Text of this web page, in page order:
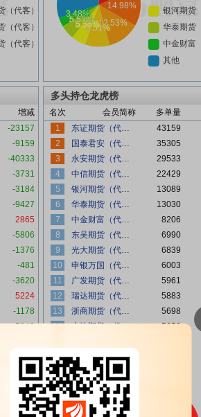
增减
-23157
-9159
-40333
-3731
-3184
-9427
2865
-5806
-1376
-481
-3620
5224
-1178
-5942
671
-2560
-1038
516
多头持仓龙虎榜
名次 会员简称 多单量
1
东证期货（代客） 43159
2
国泰君安（代客） 35305
3
永安期货（代客） 29533
4
中信期货（代客） 22429
5
银河期货（代客） 13089
6
华泰期货（代客） 13030
7
中金财富（代客） 8206
8
东吴期货（代客） 6990
9
光大期货（代客） 6839
10
申银万国（代客） 6003
11
广发期货（代客） 5961
12
瑞达期货（代客） 5883
13
浙商期货（代客） 5698
14
大地期货（代客） 5652
16
海通期货（代客）
17
五矿期货（代客）
18
创元期货（代客）
19
中信建投（代客）